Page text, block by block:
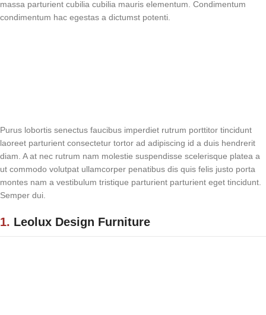
massa parturient cubilia cubilia mauris elementum. Condimentum
condimentum hac egestas a dictumst potenti.
Purus lobortis senectus faucibus imperdiet rutrum porttitor tincidunt
laoreet parturient consectetur tortor ad adipiscing id a duis hendrerit
diam. A at nec rutrum nam molestie suspendisse scelerisque platea a
ut commodo volutpat ullamcorper penatibus dis quis felis justo porta
montes nam a vestibulum tristique parturient parturient eget tincidunt.
Semper dui.
1. Leolux Design Furniture